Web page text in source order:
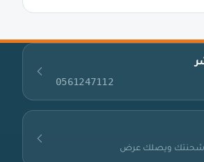
0561247112
شحنتك ويصلك عرض